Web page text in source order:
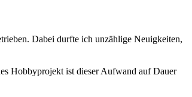
Dabei durfte ich unzählige Neuigkeiten,
Hobbyprojekt ist dieser Aufwand auf Dauer